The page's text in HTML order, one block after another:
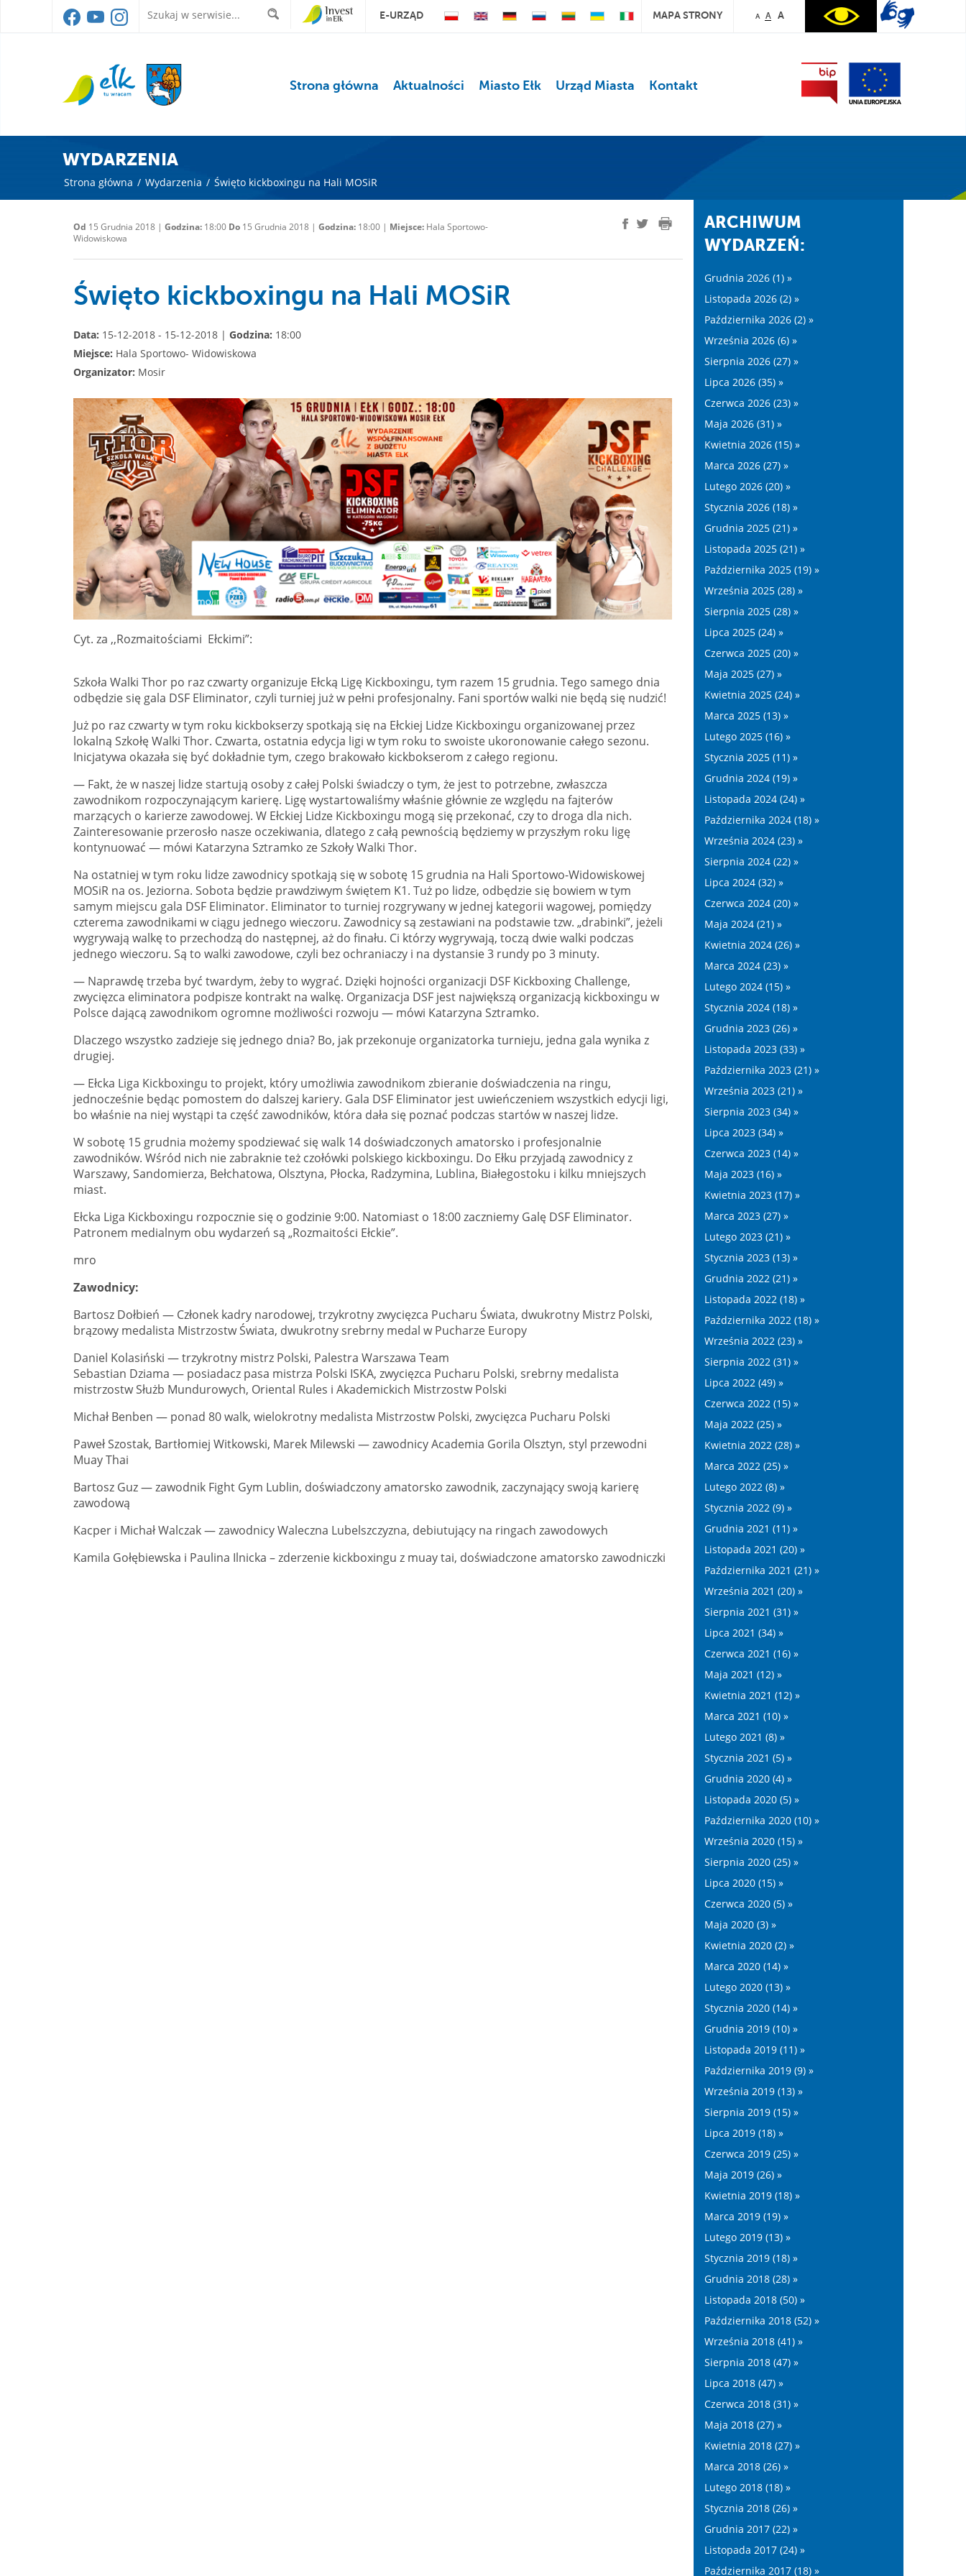
E-URZĄD MAPA STRONY A A A
Strona główna Aktualności Miasto Ełk Urząd Miasta Kontakt
WYDARZENIA
Strona główna / Wydarzenia / Święto kickboxingu na Hali MOSiR
Od 15 Grudnia 2018 | Godzina: 18:00 Do 15 Grudnia 2018 | Godzina: 18:00 | Miejsce: Hala Sportowo-
Widowiskowa
Święto kickboxingu na Hali MOSiR
Data: 15-12-2018 - 15-12-2018 | Godzina: 18:00
Miejsce: Hala Sportowo- Widowiskowa
Organizator: Mosir
Cyt. za ,,Rozmaitościami Ełckimi”:
Szkoła Walki Thor po raz czwarty organizuje Ełcką Ligę Kickboxingu, tym razem 15 grudnia. Tego samego dnia
odbędzie się gala DSF Eliminator, czyli turniej już w pełni profesjonalny. Fani sportów walki nie będą się nudzić!
Już po raz czwarty w tym roku kickbokserzy spotkają się na Ełckiej Lidze Kickboxingu organizowanej przez
lokalną Szkołę Walki Thor. Czwarta, ostatnia edycja ligi w tym roku to swoiste ukoronowanie całego sezonu.
Inicjatywa okazała się być dokładnie tym, czego brakowało kickbokserom z całego regionu.
— Fakt, że w naszej lidze startują osoby z całej Polski świadczy o tym, że jest to potrzebne, zwłaszcza
zawodnikom rozpoczynającym karierę. Ligę wystartowaliśmy właśnie głównie ze względu na fajterów
marzących o karierze zawodowej. W Ełckiej Lidze Kickboxingu mogą się przekonać, czy to droga dla nich.
Zainteresowanie przerosło nasze oczekiwania, dlatego z całą pewnością będziemy w przyszłym roku ligę
kontynuować — mówi Katarzyna Sztramko ze Szkoły Walki Thor.
Na ostatniej w tym roku lidze zawodnicy spotkają się w sobotę 15 grudnia na Hali Sportowo-Widowiskowej
MOSiR na os. Jeziorna. Sobota będzie prawdziwym świętem K1. Tuż po lidze, odbędzie się bowiem w tym
samym miejscu gala DSF Eliminator. Eliminator to turniej rozgrywany w jednej kategorii wagowej, pomiędzy
czterema zawodnikami w ciągu jednego wieczoru. Zawodnicy są zestawiani na podstawie tzw. „drabinki”, jeżeli
wygrywają walkę to przechodzą do następnej, aż do finału. Ci którzy wygrywają, toczą dwie walki podczas
jednego wieczoru. Są to walki zawodowe, czyli bez ochraniaczy i na dystansie 3 rundy po 3 minuty.
— Naprawdę trzeba być twardym, żeby to wygrać. Dzięki hojności organizacji DSF Kickboxing Challenge,
zwycięzca eliminatora podpisze kontrakt na walkę. Organizacja DSF jest największą organizacją kickboxingu w
Polsce dającą zawodnikom ogromne możliwości rozwoju — mówi Katarzyna Sztramko.
Dlaczego wszystko zadzieje się jednego dnia? Bo, jak przekonuje organizatorka turnieju, jedna gala wynika z
drugiej.
— Ełcka Liga Kickboxingu to projekt, który umożliwia zawodnikom zbieranie doświadczenia na ringu,
jednocześnie będąc pomostem do dalszej kariery. Gala DSF Eliminator jest uwieńczeniem wszystkich edycji ligi,
bo właśnie na niej wystąpi ta część zawodników, która dała się poznać podczas startów w naszej lidze.
W sobotę 15 grudnia możemy spodziewać się walk 14 doświadczonych amatorsko i profesjonalnie
zawodników. Wśród nich nie zabraknie też czołówki polskiego kickboxingu. Do Ełku przyjadą zawodnicy z
Warszawy, Sandomierza, Bełchatowa, Olsztyna, Płocka, Radzymina, Lublina, Białegostoku i kilku mniejszych
miast.
Ełcka Liga Kickboxingu rozpocznie się o godzinie 9:00. Natomiast o 18:00 zaczniemy Galę DSF Eliminator.
Patronem medialnym obu wydarzeń są „Rozmaitości Ełckie”.
mro
Zawodnicy:
Bartosz Dołbień — Członek kadry narodowej, trzykrotny zwycięzca Pucharu Świata, dwukrotny Mistrz Polski,
brązowy medalista Mistrzostw Świata, dwukrotny srebrny medal w Pucharze Europy
Daniel Kolasiński — trzykrotny mistrz Polski, Palestra Warszawa Team
Sebastian Dziama — posiadacz pasa mistrza Polski ISKA, zwycięzca Pucharu Polski, srebrny medalista
mistrzostw Służb Mundurowych, Oriental Rules i Akademickich Mistrzostw Polski
Michał Benben — ponad 80 walk, wielokrotny medalista Mistrzostw Polski, zwycięzca Pucharu Polski
Paweł Szostak, Bartłomiej Witkowski, Marek Milewski — zawodnicy Academia Gorila Olsztyn, styl przewodni
Muay Thai
Bartosz Guz — zawodnik Fight Gym Lublin, doświadczony amatorsko zawodnik, zaczynający swoją karierę
zawodową
Kacper i Michał Walczak — zawodnicy Waleczna Lubelszczyzna, debiutujący na ringach zawodowych
Kamila Gołębiewska i Paulina Ilnicka – zderzenie kickboxingu z muay tai, doświadczone amatorsko zawodniczki
ARCHIWUM
WYDARZEŃ:
Grudnia 2026 (1) »
Listopada 2026 (2) »
Października 2026 (2) »
Września 2026 (6) »
Sierpnia 2026 (27) »
Lipca 2026 (35) »
Czerwca 2026 (23) »
Maja 2026 (31) »
Kwietnia 2026 (15) »
Marca 2026 (27) »
Lutego 2026 (20) »
Stycznia 2026 (18) »
Grudnia 2025 (21) »
Listopada 2025 (21) »
Października 2025 (19) »
Września 2025 (28) »
Sierpnia 2025 (28) »
Lipca 2025 (24) »
Czerwca 2025 (20) »
Maja 2025 (27) »
Kwietnia 2025 (24) »
Marca 2025 (13) »
Lutego 2025 (16) »
Stycznia 2025 (11) »
Grudnia 2024 (19) »
Listopada 2024 (24) »
Października 2024 (18) »
Września 2024 (23) »
Sierpnia 2024 (22) »
Lipca 2024 (32) »
Czerwca 2024 (20) »
Maja 2024 (21) »
Kwietnia 2024 (26) »
Marca 2024 (23) »
Lutego 2024 (15) »
Stycznia 2024 (18) »
Grudnia 2023 (26) »
Listopada 2023 (33) »
Października 2023 (21) »
Września 2023 (21) »
Sierpnia 2023 (34) »
Lipca 2023 (34) »
Czerwca 2023 (14) »
Maja 2023 (16) »
Kwietnia 2023 (17) »
Marca 2023 (27) »
Lutego 2023 (21) »
Stycznia 2023 (13) »
Grudnia 2022 (21) »
Listopada 2022 (18) »
Października 2022 (18) »
Września 2022 (23) »
Sierpnia 2022 (31) »
Lipca 2022 (49) »
Czerwca 2022 (15) »
Maja 2022 (25) »
Kwietnia 2022 (28) »
Marca 2022 (25) »
Lutego 2022 (8) »
Stycznia 2022 (9) »
Grudnia 2021 (11) »
Listopada 2021 (20) »
Października 2021 (21) »
Września 2021 (20) »
Sierpnia 2021 (31) »
Lipca 2021 (34) »
Czerwca 2021 (16) »
Maja 2021 (12) »
Kwietnia 2021 (12) »
Marca 2021 (10) »
Lutego 2021 (8) »
Stycznia 2021 (5) »
Grudnia 2020 (4) »
Listopada 2020 (5) »
Października 2020 (10) »
Września 2020 (15) »
Sierpnia 2020 (25) »
Lipca 2020 (15) »
Czerwca 2020 (5) »
Maja 2020 (3) »
Kwietnia 2020 (2) »
Marca 2020 (14) »
Lutego 2020 (13) »
Stycznia 2020 (14) »
Grudnia 2019 (10) »
Listopada 2019 (11) »
Października 2019 (9) »
Września 2019 (13) »
Sierpnia 2019 (15) »
Lipca 2019 (18) »
Czerwca 2019 (25) »
Maja 2019 (26) »
Kwietnia 2019 (18) »
Marca 2019 (19) »
Lutego 2019 (13) »
Stycznia 2019 (18) »
Grudnia 2018 (28) »
Listopada 2018 (50) »
Października 2018 (52) »
Września 2018 (41) »
Sierpnia 2018 (47) »
Lipca 2018 (47) »
Czerwca 2018 (31) »
Maja 2018 (27) »
Kwietnia 2018 (27) »
Marca 2018 (26) »
Lutego 2018 (18) »
Stycznia 2018 (26) »
Grudnia 2017 (22) »
Listopada 2017 (24) »
Października 2017 (18) »